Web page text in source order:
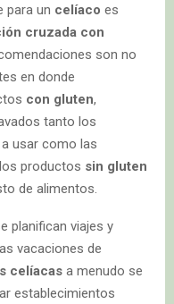
para un celíaco es
cruzada con
son no
en donde
con gluten,
tanto los
usar como las
productos sin gluten
de alimentos.
planifican viajes y
vacaciones de
celíacas a menudo se
establecimientos